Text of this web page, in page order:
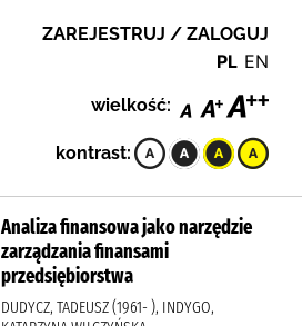
ZAREJESTRUJ / ZALOGUJ
PL EN
wielkość:
kontrast:
Analiza finansowa jako narzędzie
zarządzania finansami
przedsiębiorstwa
DUDYCZ, TADEUSZ (1961- ), INDYGO,